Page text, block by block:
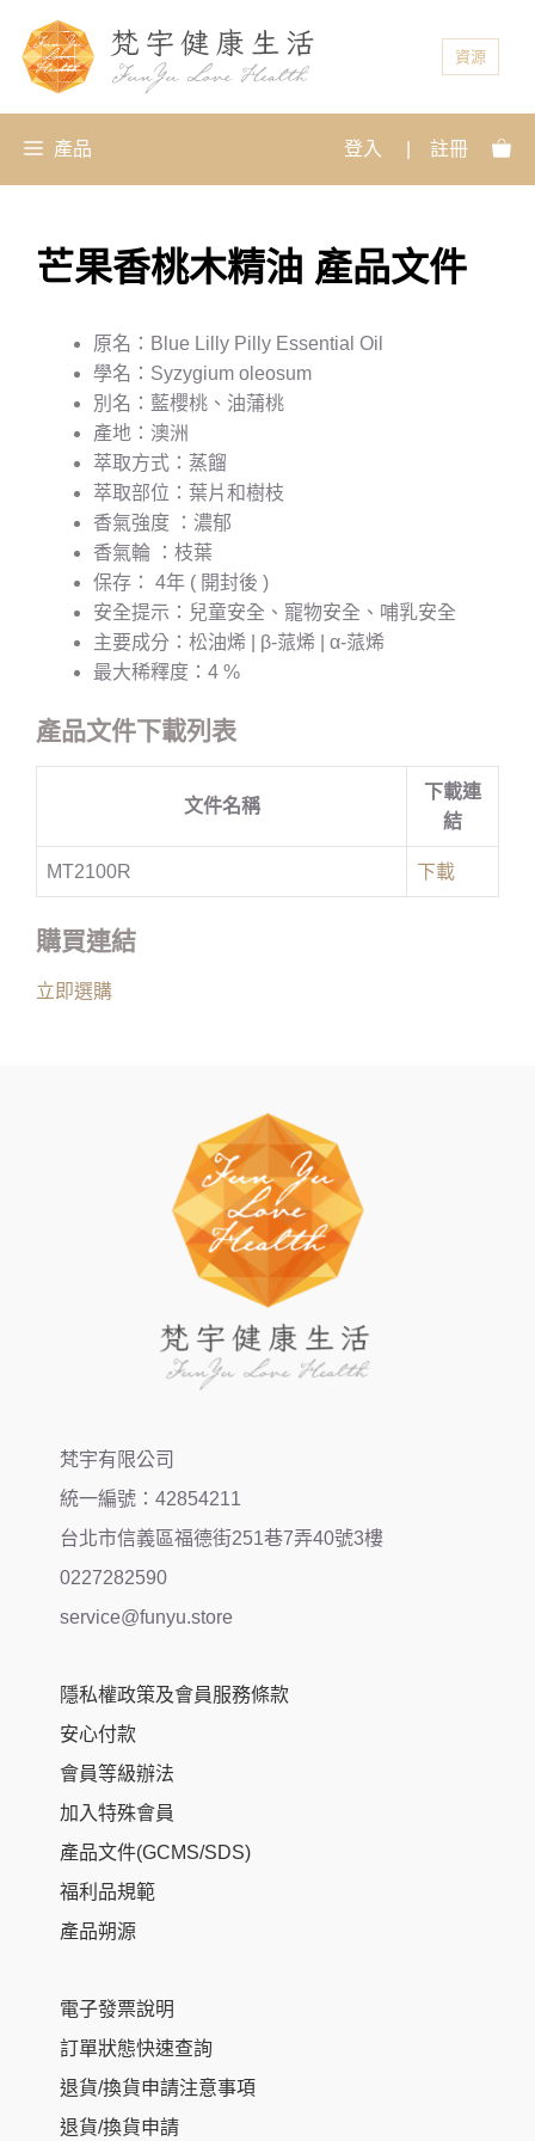
資源
產品 登入 註冊
芒果香桃木精油 產品文件
原名：Blue Lilly Pilly Essential Oil
學名：Syzygium oleosum
別名：藍櫻桃、油蒲桃
產地：澳洲
萃取方式：蒸餾
萃取部位：葉片和樹枝
香氣強度 ：濃郁
香氣輪 ：枝葉
保存： 4年 ( 開封後 )
安全提示：兒童安全、寵物安全、哺乳安全
主要成分：松油烯 | β-蒎烯 | α-蒎烯
最大稀釋度：4 %
產品文件下載列表
文件名稱
下載連
結
MT2100R 下載
購買連結
立即選購
梵宇有限公司
統一編號：42854211
台北市信義區福德街251巷7弄40號3樓
0227282590
service@funyu.store
隱私權政策及會員服務條款
安心付款
會員等級辦法
加入特殊會員
產品文件(GCMS/SDS)
福利品規範
產品朔源
電子發票說明
訂單狀態快速查詢
退貨/換貨申請注意事項
退貨/換貨申請